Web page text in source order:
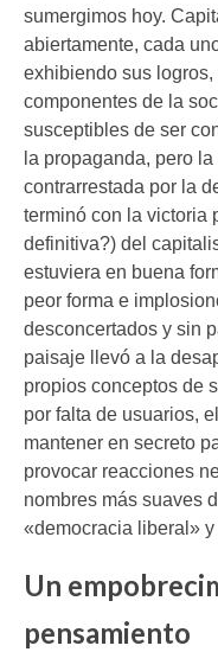
sumergimos hoy.
abiertamente, cada
exhibiendo sus
componentes de la
susceptibles de ser
la propaganda, pero
contrarrestada por la
terminó con la victoria
definitiva?) del
estuviera en buena
peor forma e
desconcertados y sin
paisaje llevó a la
propios conceptos de
por falta de usuarios,
mantener en secreto
provocar reacciones
nombres más suaves
«democracia liberal»
Un
pensamiento